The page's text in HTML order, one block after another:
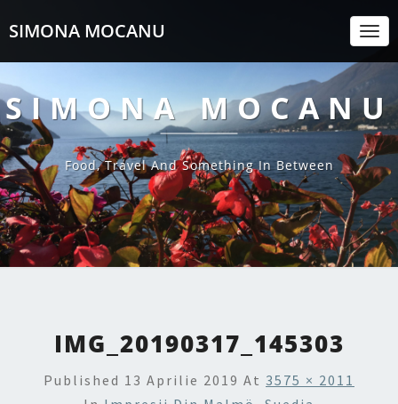
SIMONA MOCANU
SIMONA MOCANU
Food, Travel And Something In Between
IMG_20190317_145303
Published 13 Aprilie 2019 At 3575 × 2011